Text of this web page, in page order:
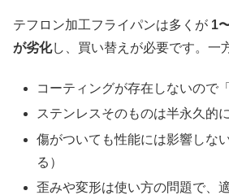
テフロン加工フライパンは多くが 1
が劣化し、買い替えが必要です。一
コーティングが存在しないので
ステンレスそのものは半永久的
傷がついても性能には影響しな
る）
歪みや変形は使い方の問題で、